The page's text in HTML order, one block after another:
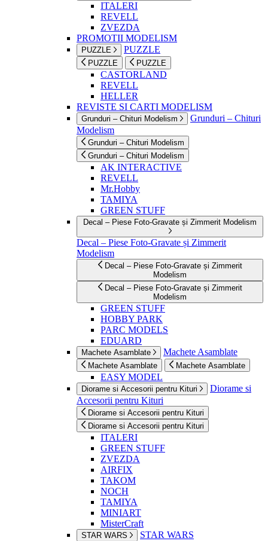
ITALERI
REVELL
ZVEZDA
PROMOTII MODELISM
PUZZLE PUZZLE
PUZZLE PUZZLE
CASTORLAND
REVELL
HELLER
REVISTE SI CARTI MODELISM
Grunduri – Chituri Modelism
Grunduri – Chituri
Modelism
Grunduri – Chituri Modelism
Grunduri – Chituri Modelism
AK INTERACTIVE
REVELL
Mr.Hobby
TAMIYA
GREEN STUFF
Decal – Piese Foto-Gravate și Zimmerit Modelism
Decal – Piese Foto-Gravate și Zimmerit
Modelism
Decal – Piese Foto-Gravate și Zimmerit
Modelism
Decal – Piese Foto-Gravate și Zimmerit
Modelism
GREEN STUFF
HOBBY PARK
PARC MODELS
EDUARD
Machete Asamblate Machete Asamblate
Machete Asamblate Machete Asamblate
EASY MODEL
Diorame si Accesorii pentru Kituri
Diorame si
Accesorii pentru Kituri
Diorame si Accesorii pentru Kituri
Diorame si Accesorii pentru Kituri
ITALERI
GREEN STUFF
ZVEZDA
AIRFIX
TAKOM
NOCH
TAMIYA
MINIART
MisterCraft
STAR WARS STAR WARS